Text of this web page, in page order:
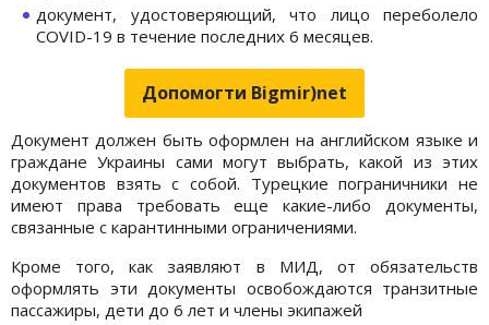
документ, удостоверяющий, что лицо переболело
COVID-19 в течение последних 6 месяцев.
Допомогти Bigmir)net
Документ должен быть оформлен на английском языке и
граждане Украины сами могут выбрать, какой из этих
документов взять с собой. Турецкие пограничники не
имеют права требовать еще какие-либо документы,
связанные с карантинными ограничениями.
Кроме того, как заявляют в МИД, от обязательств
оформлять эти документы освобождаются транзитные
пассажиры, дети до 6 лет и члены экипажей